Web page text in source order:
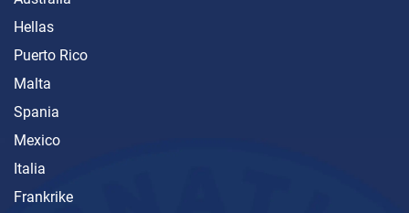
Hellas
Puerto Rico
Malta
Spania
Mexico
Italia
Frankrike